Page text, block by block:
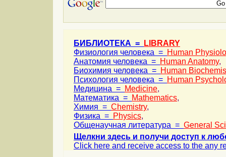
БИБЛИОТЕКА =
LIBRARY
Физиология человека = Human
Анатомия человека = Human Anatomy,
Биохимия человека = Human
Психология человека = Human
Медицина = Medicine,
Математика = Mathematics,
Химия = Chemistry,
Физика = Physics,
Общенаучная литература = General
Щелкни здесь и получи доступ к
Click here and receive access to the any